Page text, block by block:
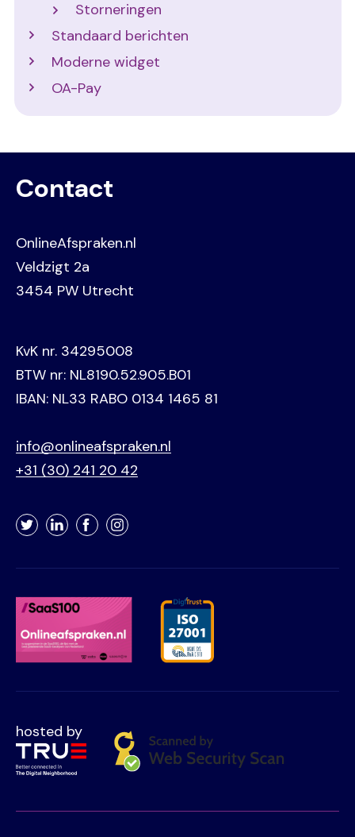
Storneringen
Standaard berichten
Moderne widget
OA-Pay
Contact
OnlineAfspraken.nl
Veldzigt 2a
3454 PW Utrecht
KvK nr. 34295008
BTW nr: NL8190.52.905.B01
IBAN: NL33 RABO 0134 1465 81
info@onlineafspraken.nl
+31 (30) 241 20 42
TwitterLinkedInFacebookInstagram
hosted by